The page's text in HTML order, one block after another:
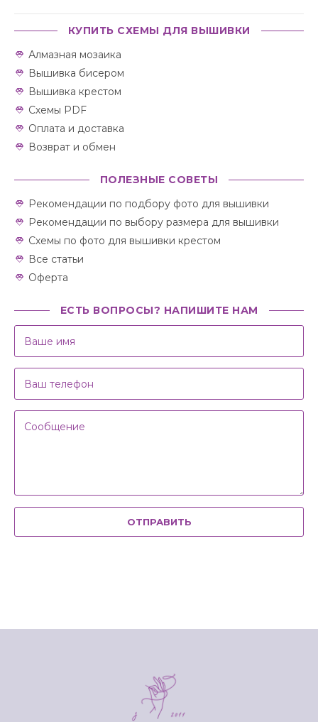
КУПИТЬ СХЕМЫ ДЛЯ ВЫШИВКИ
Алмазная мозаика
Вышивка бисером
Вышивка крестом
Схемы PDF
Оплата и доставка
Возврат и обмен
ПОЛЕЗНЫЕ СОВЕТЫ
Рекомендации по подбору фото для вышивки
Рекомендации по выбору размера для вышивки
Схемы по фото для вышивки крестом
Все статьи
Оферта
ЕСТЬ ВОПРОСЫ? НАПИШИТЕ НАМ